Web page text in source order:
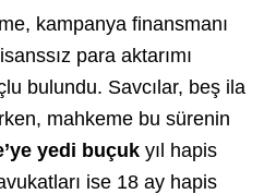
kampanya finansmanı
para aktarımı
bulundu. Savcılar, beş ila
mahkeme bu sürenin
yedi buçuk yıl hapis
ise 18 ay hapis